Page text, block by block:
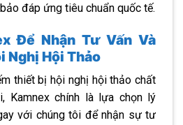
đáp ứng tiêu chuẩn quốc tế.
Để Nhận Tư Vấn Và
Nghị Hội Thảo
thiết bị hội nghị hội thảo chất
Kamnex chính là lựa chọn lý
với chúng tôi để nhận sự tư